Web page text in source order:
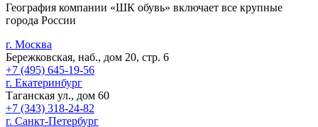
География компании «ШК обувь» включает все крупные
города России
г. Москва
Бережковская, наб., дом 20, стр. 6
+7 (495) 645-19-56
г. Екатеринбург
Таганская ул., дом 60
+7 (343) 318-24-82
г. Санкт-Петербург